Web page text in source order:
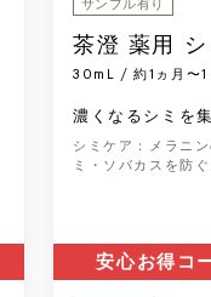
茶澄 薬用
30mL / 約1ヵ月〜1
濃くなるシミを
シミケア：メラニ
ミ・ソバカスを防
安心お得コ